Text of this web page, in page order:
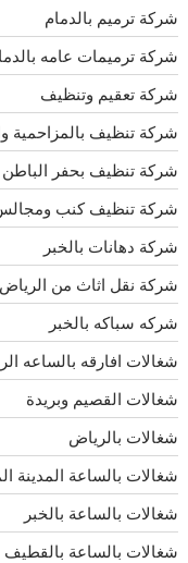
شركة ترميم بالدمام
شركة ترميمات عامه
شركة تعقيم وتنظيف
شركة تنظيف بالمزاحمية
شركة تنظيف بحفر الباطن
شركة تنظيف كنب ومجالس
شركة دهانات بالخبر
شركة نقل اثاث من الرياض
شركه سباكه بالخبر
شغالات افارقه بالساعه
شغالات القصيم وبريدة
شغالات بالرياض
شغالات بالساعة المدينة
شغالات بالساعة بالخبر
شغالات بالساعة بالقطيف